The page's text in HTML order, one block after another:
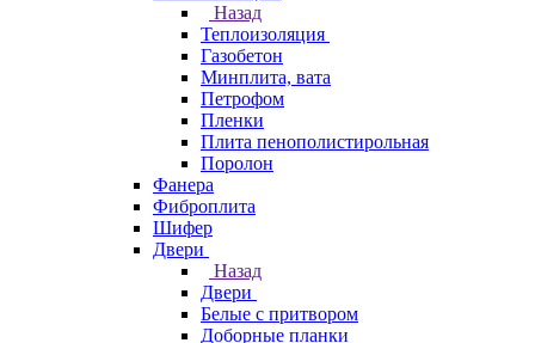
Назад
Теплоизоляция
Газобетон
Минплита, вата
Петрофом
Пленки
Плита пенополистирольная
Поролон
Фанера
Фиброплита
Шифер
Двери
Назад
Двери
Белые с притвором
Доборные планки